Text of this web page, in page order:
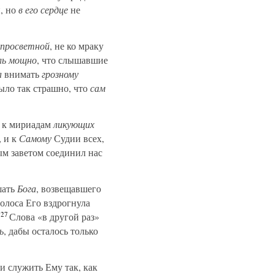
нов его сердцене
, не ко мраку
мощно, что слышавшие
вниматьгрозному
так страшно, чтосам
к мириадамликующих
и к СамомуСудии всех,
заветом соединил нас
Бога, возвещавшего
Его вздрогнула
27Слова «в другой раз»
, дабы осталось только
служить Ему так, как